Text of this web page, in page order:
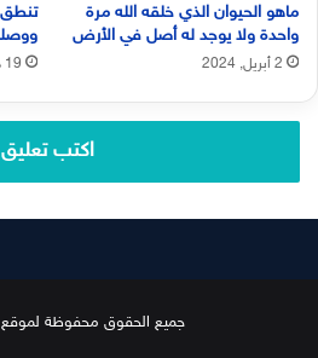
ماهو الحيوان الذي خلقه الله مرة
واحدة ولا يوجد له أصل في الأرض
2 أبريل, 2024
تنطق
19 ديسمبر, 2023
اكتب تعليق
جميع الحقوق محفوظة لموقع